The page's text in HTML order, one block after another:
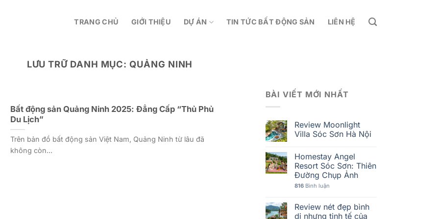
TRANG CHỦ GIỚI THIỆU DỰ ÁN TIN TỨC BẤT ĐỘNG SẢN LIÊN HỆ
LƯU TRỮ DANH MỤC: QUẢNG NINH
Bất động sản Quảng Ninh 2025: Đẳng Cấp “Thủ Phủ
Du Lịch”
Trên bản đồ bất động sản Việt Nam, Quảng Ninh từ lâu đã
không còn...
BÀI VIẾT MỚI NHẤT
Review Moonlight
Villa Sóc Sơn Hà Nội
Homestay Angel
Resort Sóc Sơn: Thiên
Đường Chụp Ảnh
816Bình luận
Review nét đẹp bình
dị nhưng tinh tế của